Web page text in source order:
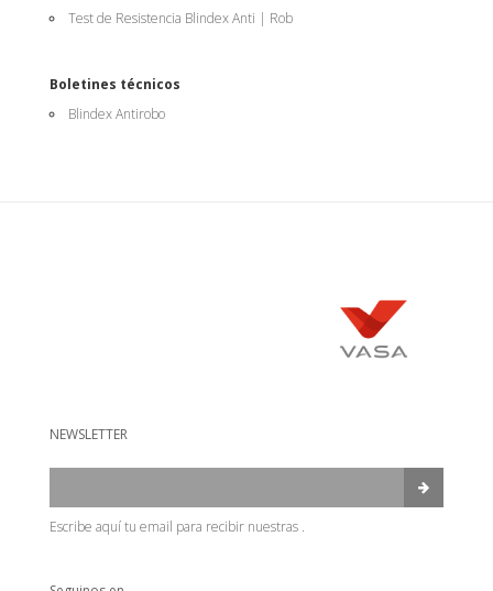
Test de Resistencia Blindex Anti | Rob
Boletines técnicos
Blindex Antirobo
NEWSLETTER
Escribe aquí tu email para recibir nuestras .